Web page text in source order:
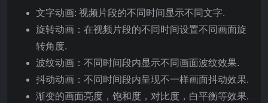
文字动画: 视频片段的不同时间显示不同文字.
旋转动画：在视频片段的不同时间设置不同画面旋
转角度.
波纹动画：不同时间段内显示不同画面波纹效果.
抖动动画：不同时间段内呈现不一样画面抖动效果.
渐变的画面亮度，饱和度，对比度，白平衡等效果.